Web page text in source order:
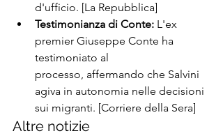
d'ufficio. [La Repubblica]
Testimonianza di Conte: L'ex
premier Giuseppe Conte ha
testimoniato al
processo, affermando che Salvini
agiva in autonomia nelle decisioni
sui migranti. [Corriere della Sera]
Altre notizie